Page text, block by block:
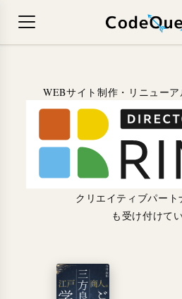
WEBサイト制作・リニュー
クリエイティブパート
も受け付けて